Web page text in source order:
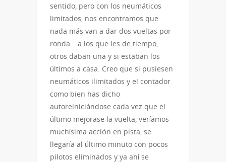
sentido, pero con los neumáticos
limitados, nos encontramos que
nada más van a dar dos vueltas por
ronda… a los que les de tiempo,
otros daban una y si estaban los
últimos a casa. Creo que si pusiesen
neumáticos ilimitados y el contador
como bien has dicho
autoreiniciándose cada vez que el
último mejorase la vuelta, veríamos
muchísima acción en pista, se
llegaría al último minuto con pocos
pilotos eliminados y ya ahí se